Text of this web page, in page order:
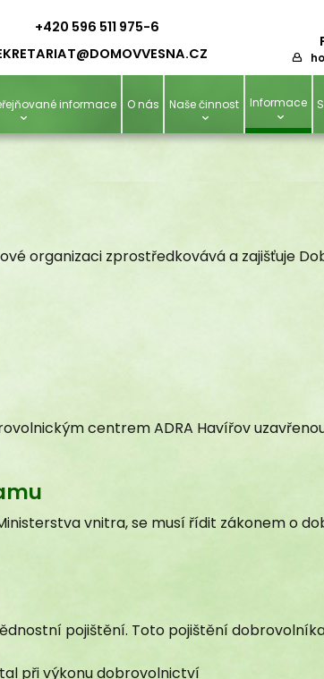
+420 596 511 975-6
OMOVVESNA.CZ
informace O nás Naše činnost Informace
organizaci zprostředkovává a zajišťuje
centrem ADRA Havířov
vnitra, se musí řídit zákonem o
pojištění. Toto pojištění
při výkonu dobrovolnictví
obrátit o bližší informace na tyto